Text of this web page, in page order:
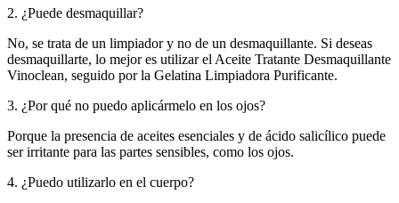
2. ¿Puede desmaquillar?
No, se trata de un limpiador y no de un desmaquillante. Si deseas
desmaquillarte, lo mejor es utilizar el Aceite Tratante Desmaquillante
Vinoclean, seguido por la Gelatina Limpiadora Purificante.
3. ¿Por qué no puedo aplicármelo en los ojos?
Porque la presencia de aceites esenciales y de ácido salicílico puede
ser irritante para las partes sensibles, como los ojos.
4. ¿Puedo utilizarlo en el cuerpo?